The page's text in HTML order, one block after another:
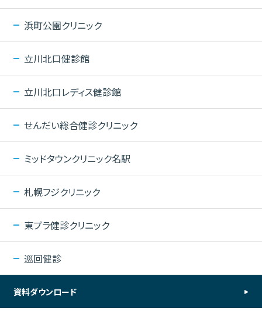
浜町公園クリニック
立川北口健診館
立川北口レディス健診館
せんだい総合健診クリニック
ミッドタウンクリニック名駅
札幌フジクリニック
東プラ健診クリニック
巡回健診
資料ダウンロード